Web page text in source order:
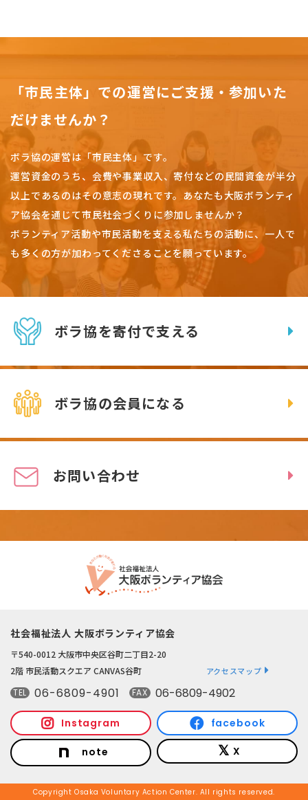
「市民主体」での運営にご支援・参加いた
だけませんか？
ボラ協の運営は「市民主体」です。
運営資金のうち、会費や事業収入、寄付などの民間資金が半分
以上であるのはその意志の現れです。 あなたも大阪ボランティ
ア協会を通じて市民社会づくりに参加しませんか？
ボランティア活動や市民活動を支える私たちの活動に、一人で
も多くの方が加わってくださることを願っています。
ボラ協を寄付で支える
ボラ協の会員になる
お問い合わせ
社会福祉法人 大阪ボランティア協会
〒540-0012 大阪市中央区谷町二丁目2-20
2階 市民活動スクエア CANVAS谷町
アクセスマップ
TEL 06-6809-4901 FAX 06-6809-4902
Instagram facebook
note X
Copyright Osaka Voluntary Action Center. All rights reserved.